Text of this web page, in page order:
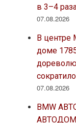
в 3–4
07.08.2026
В центре
доме
07.08.2026
BMW
АВТОДОМ